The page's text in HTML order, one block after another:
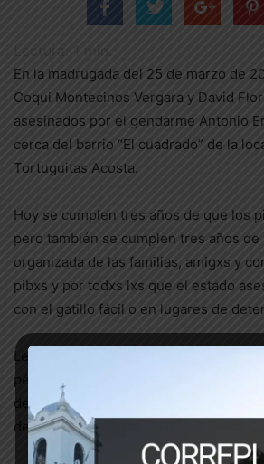
En la madrugada del 25 de marzo de
Coqui Montecinos Vergara y David
asesinados por el gendarme Antonio
cerca del barrio “El cuadrado” de la
Tortuguitas Acosta.
Hoy se cumplen tres años de que los
pero también se cumplen tres años
organizada de las familias, amigxs y
pibxs y por todxs lxs que el estado
con el gatillo fácil o en lugares de
Lejos de la parálisis que puede
pérdida de un hijo, Mariana (mamá de
de CORREPI), transformó ese dolor en
de sentirse compañera de otras luchas